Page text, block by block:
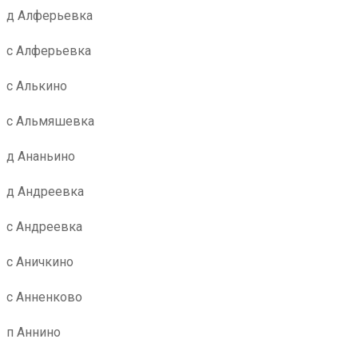
д Алферьевка
с Алферьевка
с Алькино
с Альмяшевка
д Ананьино
д Андреевка
с Андреевка
с Аничкино
с Анненково
п Аннино